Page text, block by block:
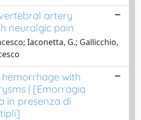
artery
neuralgic pain
Iaconetta, G.; Gallicchio,
with
| [Emorragia
in presenza di